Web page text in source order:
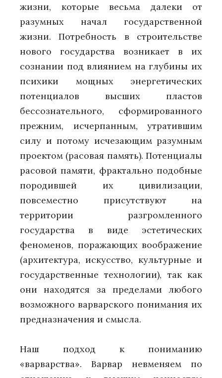
жизни, которые весьма далеки от
разумных начал государственной
жизни. Потребность в строительстве
нового государства возникает в их
сознании под влиянием на глубины их
психики мощных энергетических
потенциалов высших пластов
бессознательного, сформированного
прежним, исчерпанным, утратившим
силу и потому исчезающим разумным
проектом (расовая память). Потенциалы
расовой памяти, фрактально подобные
породившей их цивилизации,
повсеместно присутствуют на
территории разгромленного
государства в виде эстетических
феноменов, поражающих воображение
(архитектура, искусство, культурные и
государственные технологии), так как
они находятся за пределами любого
возможного варварского понимания их
предназначения и смысла.
Наш подход к пониманию
«варварства». Варвар невменяем по